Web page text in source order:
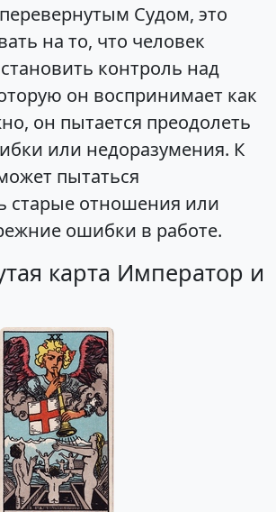
перевернутым Судом, это
на то, что человек
контроль над
он воспринимает как
он пытается преодолеть
или недоразумения. К
пытаться
старые отношения или
ошибки в работе.
карта Император и